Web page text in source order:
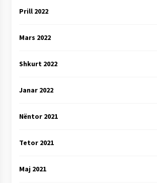
Prill 2022
Mars 2022
Shkurt 2022
Janar 2022
Nëntor 2021
Tetor 2021
Maj 2021